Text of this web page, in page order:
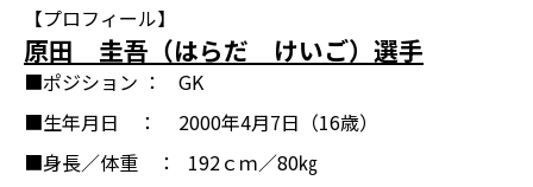
【プロフィール】
原田 圭吾（はらだ けいご）選手
■ポジション ：
GK
■生年月日 ：
2000年4月7日（16歳）
■身長／体重 ：
192ｃｍ／80㎏